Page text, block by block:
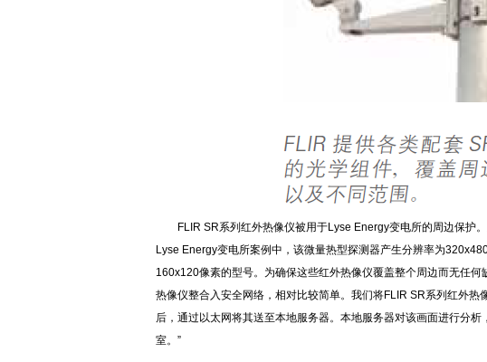
FLIR SR系列红外热像仪被用于Lyse Energy变电所的周边保护
Lyse Energy变电所案例中，该微量热型探测器产生分辨率为
160x120像素的型号。为确保这些红外热像仪覆盖整个周边而无任
热像仪整合入安全网络，相对比较简单。我们将FLIR SR系列红外
后，通过以太网将其送至本地服务器。本地服务器对该画面进行分
室。”